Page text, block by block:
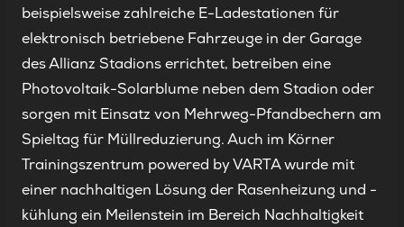
beispielsweise zahlreiche E-Ladestationen für
elektronisch betriebene Fahrzeuge in der Garage
des Allianz Stadions errichtet, betreiben eine
Photovoltaik-Solarblume neben dem Stadion oder
sorgen mit Einsatz von Mehrweg-Pfandbechern am
Spieltag für Müllreduzierung. Auch im Körner
Trainingszentrum powered by VARTA wurde mit
einer nachhaltigen Lösung der Rasenheizung und -
kühlung ein Meilenstein im Bereich Nachhaltigkeit